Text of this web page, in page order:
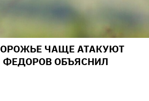
ЧАЩЕ АТАКУЮТ
ФЕДОРОВ ОБЪЯСНИЛ